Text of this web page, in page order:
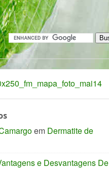
em Dermatite de
e Desvantagens De